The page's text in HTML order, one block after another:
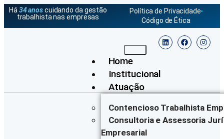
Há 34 anoscuidando da gestão
trabalhista nas empresas
Política de Privacidade
Código de Ética
Home
Institucional
Atuação
Contencioso Trabalhista
Consultoria e Assessoria
Empresarial